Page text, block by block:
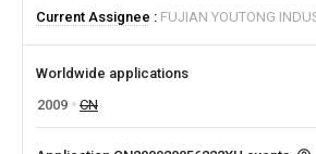
Current Assignee
FUJIAN YOUTONG
Worldwide applications
2009
CN